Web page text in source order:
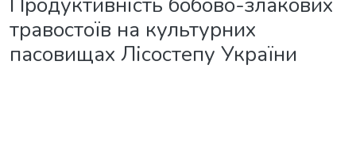
травостоїв на культурних
пасовищах Лісостепу України